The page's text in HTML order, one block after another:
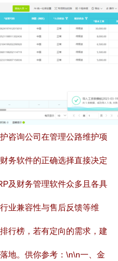
咨询公司在管理公路维护项
务软件的正确选择直接决定
及财务管理软件众多且各具
业兼容性与售后反馈等维
行榜，若有定向的需求，建
地。供你参考：\n\n一、金